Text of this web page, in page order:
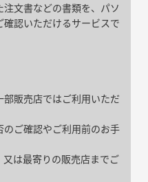
文書などの書類を、パソ
認いただけるサービスで
販売店ではご利用いただ
ご確認やご利用前のお手
は最寄りの販売店までご